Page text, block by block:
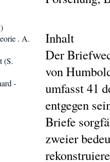
Inhalt
Der
von
umfasst 41
entgegen
Briefe
zweier
. A.
(S.
-